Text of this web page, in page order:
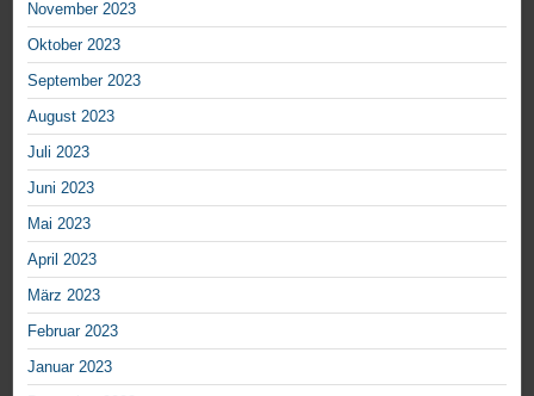
November 2023
Oktober 2023
September 2023
August 2023
Juli 2023
Juni 2023
Mai 2023
April 2023
März 2023
Februar 2023
Januar 2023